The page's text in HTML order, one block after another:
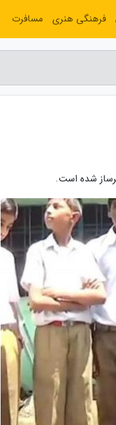
شده است.
فرهنگی هنری مسافرت